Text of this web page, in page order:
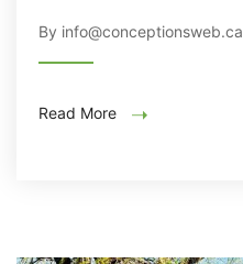
By info@conceptionsweb.ca
Read More